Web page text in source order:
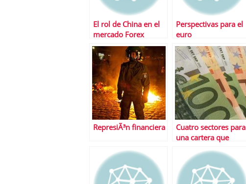
El rol de China en el
mercado Forex
Perspectivas para el
euro
RepresiÃ³n financiera
Cuatro sectores para
una cartera que